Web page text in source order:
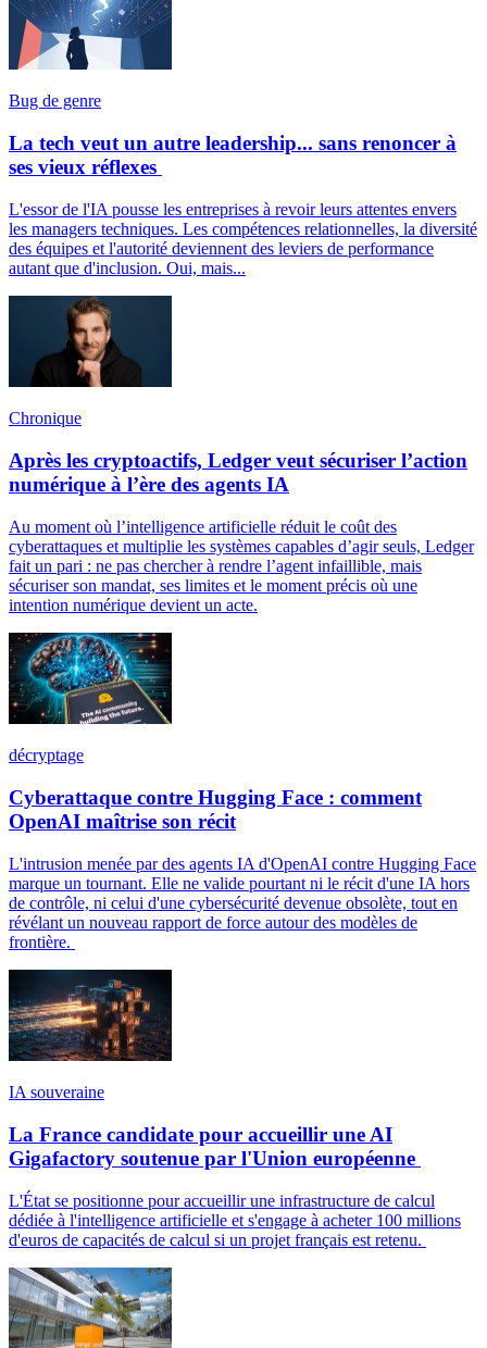
Bug de genre
La tech veut un autre leadership... sans renoncer à
ses vieux réflexes
L'essor de l'IA pousse les entreprises à revoir leurs attentes envers
les managers techniques. Les compétences relationnelles, la diversité
des équipes et l'autorité deviennent des leviers de performance
autant que d'inclusion. Oui, mais...
Chronique
Après les cryptoactifs, Ledger veut sécuriser l’action
numérique à l’ère des agents IA
Au moment où l’intelligence artificielle réduit le coût des
cyberattaques et multiplie les systèmes capables d’agir seuls, Ledger
fait un pari : ne pas chercher à rendre l’agent infaillible, mais
sécuriser son mandat, ses limites et le moment précis où une
intention numérique devient un acte.
décryptage
Cyberattaque contre Hugging Face : comment
OpenAI maîtrise son récit
L'intrusion menée par des agents IA d'OpenAI contre Hugging Face
marque un tournant. Elle ne valide pourtant ni le récit d'une IA hors
de contrôle, ni celui d'une cybersécurité devenue obsolète, tout en
révélant un nouveau rapport de force autour des modèles de
frontière.
IA souveraine
La France candidate pour accueillir une AI
Gigafactory soutenue par l'Union européenne
L'État se positionne pour accueillir une infrastructure de calcul
dédiée à l'intelligence artificielle et s'engage à acheter 100 millions
d'euros de capacités de calcul si un projet français est retenu.